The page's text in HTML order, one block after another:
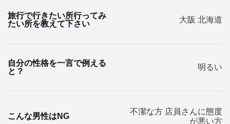
旅行で行きたい所行ってみ
たい所を教えて下さい
大阪 北海道
自分の性格を一言で例える
と？
明るい
こんな男性はNG
不潔な方 店員さんに態度
が悪い方